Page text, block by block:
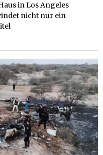
in Los Angeles
nicht nur ein